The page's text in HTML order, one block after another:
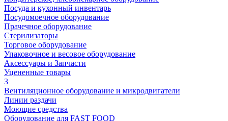
Посуда и кухонный инвентарь
Посудомоечное оборудование
Прачечное оборудование
Стерилизаторы
Торговое оборудование
Упаковочное и весовое оборудование
Аксессуары и Запчасти
Уцененные товары
3
Вентиляционное оборудование и микродвигатели
Линии раздачи
Моющие средства
Оборудование для FAST FOOD